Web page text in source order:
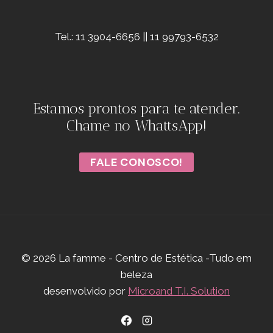
Tel.: 11 3904-6656 || 11 99793-6532
Estamos prontos para te atender.
Chame no WhattsApp!
FALE CONOSCO!
© 2026 La famme - Centro de Estética -Tudo em
beleza
desenvolvido por Microand T.I. Solution